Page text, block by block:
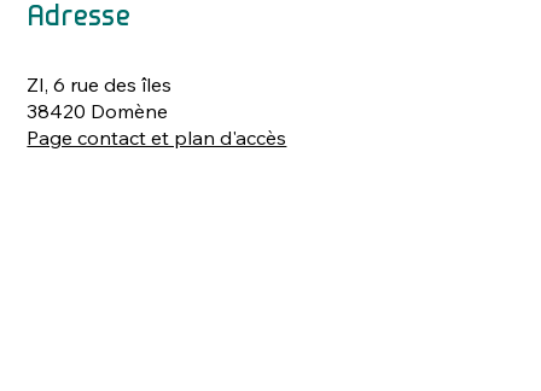
Adresse
ZI, 6 rue des îles
38420 Domène
Page contact et plan d'accès